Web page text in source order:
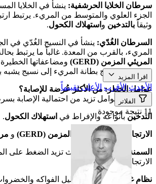
سرطان الخلايا الحرشفية: ينشأ في الخلايا
الجزء العلوي والمتوسط من المريء. يرتبط
وثيقاً بالتدخين و استهلاك الكحول.
السرطان الغُدّي: ينشأ في النسيج الغُدّي في
المريء، بالقرب من المعدة. غالباً ما يرتبط
المريئي المزمن (GERD)
ومضاعفاتها
حيث يتغير نسيج بطانة المريء إلى نسيج يشبه
عوامل الخطر: من الأكثر عُرضة للإصابة؟
هناك عدة عوامل تزيد من احتمالية الإصابة
التدخينبأنواعه والإفراط في استهلاك الكحول.
الارتجاع المعدي المريئي المزمن (GERD) و
السمنة وزيادة الوزن
، حيث تزيد الضغط على
الارتجاع.
نظام غذائي غير صحي ، قليل الفواكه
اقرأ المزيد
الأحدث الأقرب الأعلى تقييماً
الفلاتر
11 نتيجة موجودة